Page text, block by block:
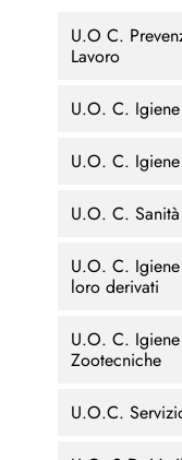
U.O C.
Lavoro
U.O. C.
U.O. C.
U.O. C.
U.O. C.
loro derivati
U.O. C.
Zootecniche
U.O.C.